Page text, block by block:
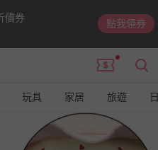
價券
點我領券
玩具 家居 旅遊